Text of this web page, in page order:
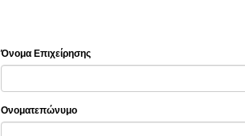
Όνομα Επιχείρησης
Ονοματεπώνυμο